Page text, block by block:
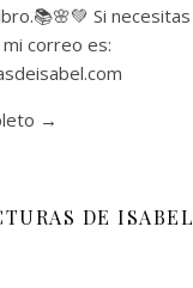
Si necesitas
correo es:
→
DE ISABEL